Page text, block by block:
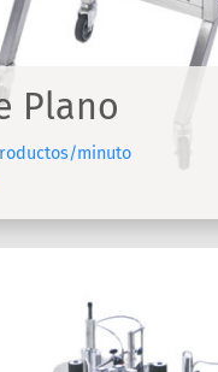
Plano
minuto